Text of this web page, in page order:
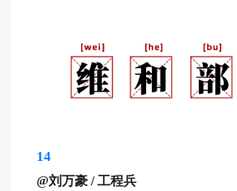
14
@刘万豪 / 工程兵